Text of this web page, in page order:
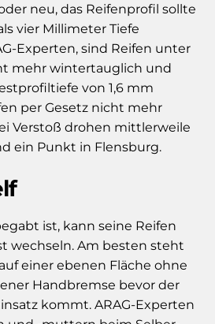
neu, das Reifenprofil sollte
vier Millimeter Tiefe
Experten, sind Reifen unter
mehr wintertauglich und
von 1,6 mm
per Gesetz nicht mehr
Verstoß drohen mittlerweile
ein Punkt in Flensburg.
ist, kann seine Reifen
wechseln. Am besten steht
einer ebenen Fläche ohne
Handbremse bevor der
kommt. ARAG-Experten